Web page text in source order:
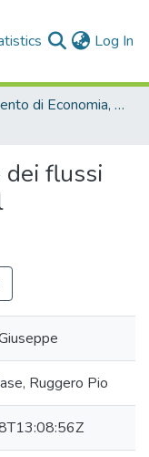
Log In
Dipartimento di Economia, Statistica e Finanza - Tesi di Dottorato
dei flussi
Ruggero Pio